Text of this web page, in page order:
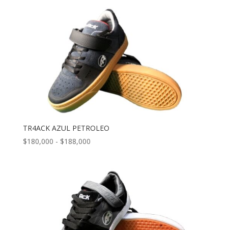
desde
$180,000
hasta
$188,000
TR4ACK AZUL PETROLEO
$180,000 - $188,000Rango
desde
$180,000
hasta
$188,000